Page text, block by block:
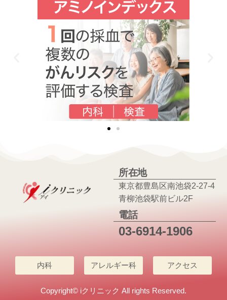
所在地
東京都豊島区南池袋2-27-4
青柳池袋駅前ビル2F
電話
03-6914-1906
内科 アレルギー科 アクセス
Copyright© iクリニック All rights Reserved.